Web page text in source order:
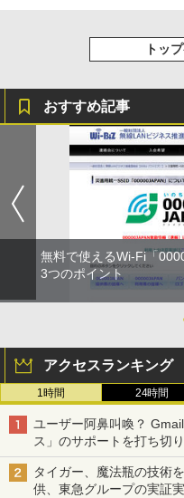
トッ
おすすめ記事
無料で使えるWi-Fi「
3つのポイント
アクセスランキング
1時間 24時間
ユーザー阿鼻叫喚？
ス」のサポートを打ち切
タイガー、魔法瓶の技術
供、東急グループの実証